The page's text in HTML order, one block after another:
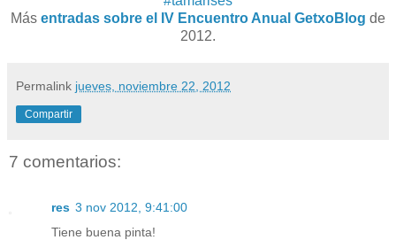
Más entradas sobre el IV Encuentro Anual GetxoBlog de
2012.
Permalink jueves, noviembre 22, 2012
Compartir
7 comentarios:
res 3 nov 2012, 9:41:00
Tiene buena pinta!